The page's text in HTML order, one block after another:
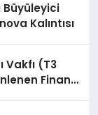
Büyüleyici
Kalıntısı
Vakfı (T3
Finans